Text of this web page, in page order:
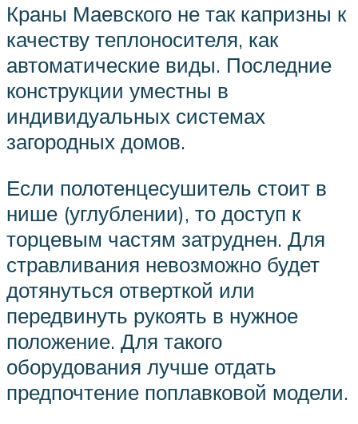
Краны Маевского не так капризны к
качеству теплоносителя, как
автоматические виды. Последние
конструкции уместны в
индивидуальных системах
загородных домов.
Если полотенцесушитель стоит в
нише (углублении), то доступ к
торцевым частям затруднен. Для
стравливания невозможно будет
дотянуться отверткой или
передвинуть рукоять в нужное
положение. Для такого
оборудования лучше отдать
предпочтение поплавковой модели.